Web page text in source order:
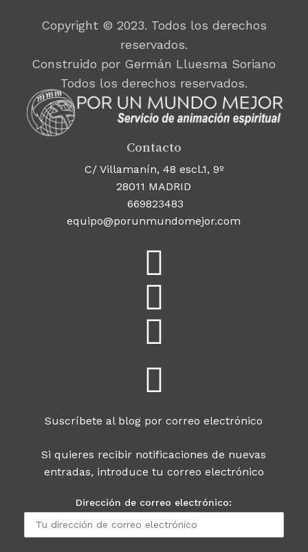
Copyright © 2023. Todos los derechos
reservados.
Construido por Germán Lluesma Soriano
Todos los derechos reservados.
Contacto
C/ Villamanín, 48 escl.1, 9º
28011 MADRID
669823483
equipo@porunmundomejor.com
Suscríbete al blog por correo electrónico
Si quieres recibir notificaciones de nuevas
entradas, introduce tu correo electrónico
Dirección de correo electrónico: